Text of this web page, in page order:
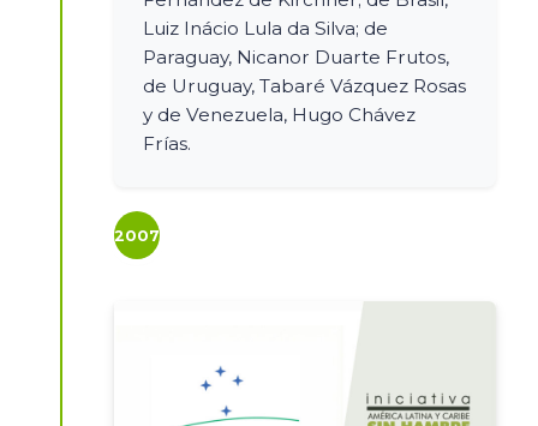
Luiz Inácio Lula da Silva; de
Paraguay, Nicanor Duarte Frutos,
de Uruguay, Tabaré Vázquez Rosas
y de Venezuela, Hugo Chávez
Frías.
2007